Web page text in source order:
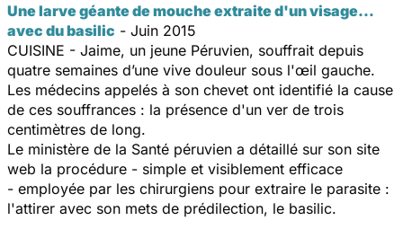
Une larve géante de mouche extraite d'un visage…
avec du basilic - Juin 2015
CUISINE - Jaime, un jeune Péruvien, souffrait depuis
quatre semaines d’une vive douleur sous l'œil gauche.
Les médecins appelés à son chevet ont identifié la cause
de ces souffrances : la présence d'un ver de trois
centimètres de long.
Le ministère de la Santé péruvien a détaillé sur son site
web la procédure - simple et visiblement efficace
- employée par les chirurgiens pour extraire le parasite :
l'attirer avec son mets de prédilection, le basilic.